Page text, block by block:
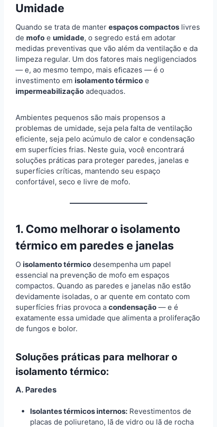
Umidade
Quando se trata de manter espaços compactos livres
de mofo e umidade, o segredo está em adotar
medidas preventivas que vão além da ventilação e da
limpeza regular. Um dos fatores mais negligenciados
— e, ao mesmo tempo, mais eficazes — é o
investimento em isolamento térmico e
impermeabilização adequados.
Ambientes pequenos são mais propensos a
problemas de umidade, seja pela falta de ventilação
eficiente, seja pelo acúmulo de calor e condensação
em superfícies frias. Neste guia, você encontrará
soluções práticas para proteger paredes, janelas e
superfícies críticas, mantendo seu espaço
confortável, seco e livre de mofo.
1. Como melhorar o isolamento
térmico em paredes e janelas
O isolamento térmico desempenha um papel
essencial na prevenção de mofo em espaços
compactos. Quando as paredes e janelas não estão
devidamente isoladas, o ar quente em contato com
superfícies frias provoca a condensação — e é
exatamente essa umidade que alimenta a proliferação
de fungos e bolor.
Soluções práticas para melhorar o
isolamento térmico:
A. Paredes
Isolantes térmicos internos: Revestimentos de
placas de poliuretano, lã de vidro ou lã de rocha